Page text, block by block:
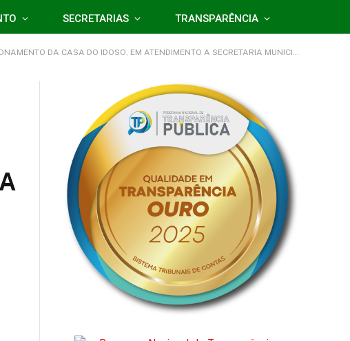
SECRETARIAS TRANSPARÊNCIA
A SECRETARIA MUNICIPAL DE ASSISTÊNCIA SOCIAL DO MUNICÍPIO DE ACARÁ/PA)